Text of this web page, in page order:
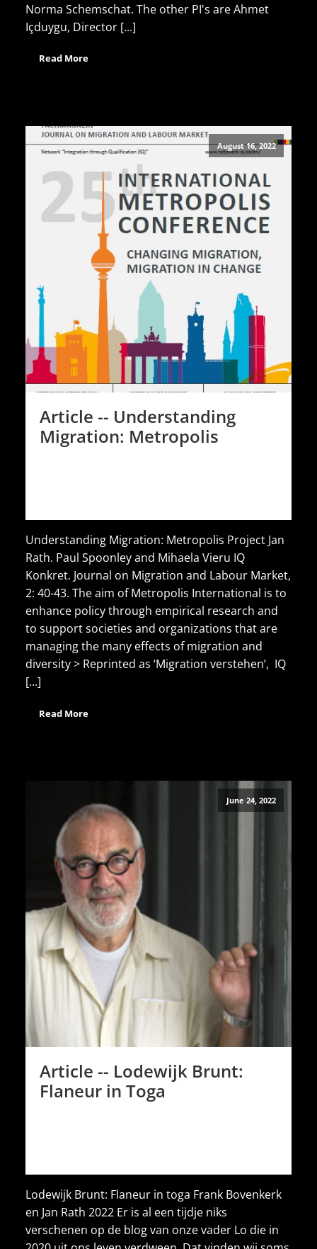
Norma Schemschat. The other PI's are Ahmet
Içduygu, Director [...]
Read More
August 16, 2022
Article -- Understanding
Migration: Metropolis
Understanding Migration: Metropolis Project Jan
Rath. Paul Spoonley and Mihaela Vieru IQ
Konkret. Journal on Migration and Labour Market,
2: 40-43. The aim of Metropolis International is to
enhance policy through empirical research and
to support societies and organizations that are
managing the many effects of migration and
diversity > Reprinted as ‘Migration verstehen’, IQ
[...]
Read More
June 24, 2022
Article -- Lodewijk Brunt:
Flaneur in Toga
Lodewijk Brunt: Flaneur in toga Frank Bovenkerk
en Jan Rath 2022 Er is al een tijdje niks
verschenen op de blog van onze vader Lo die in